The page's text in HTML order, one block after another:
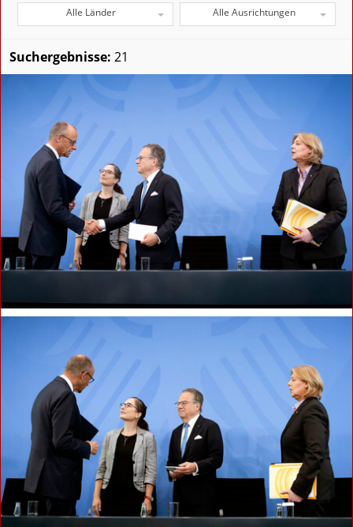
Alle Länder Alle Ausrichtungen
Suchergebnisse: 21